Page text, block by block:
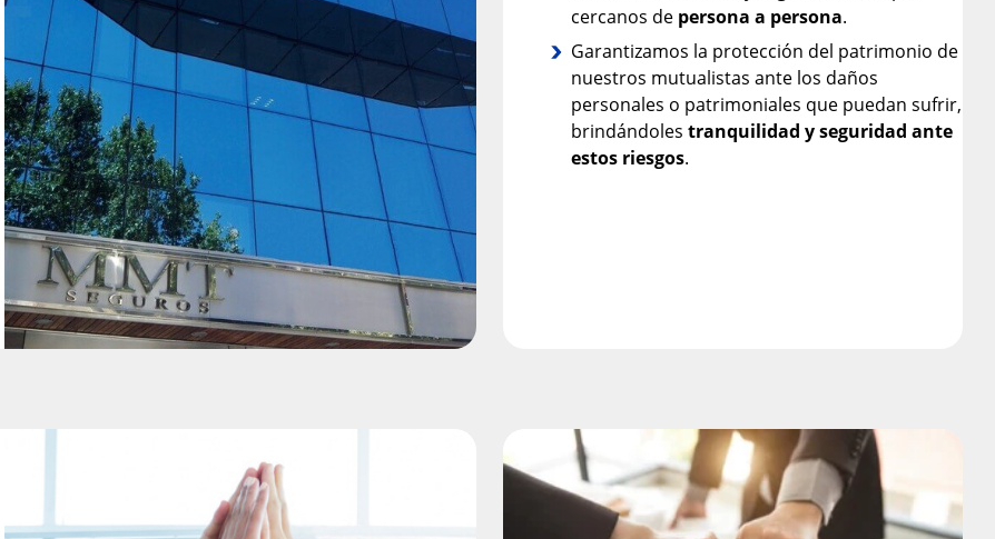
cercanos de persona a persona.
Garantizamos la protección del patrimonio de
nuestros mutualistas ante los daños
personales o patrimoniales que puedan sufrir,
brindándolestranquilidad y seguridad ante
estos riesgos.